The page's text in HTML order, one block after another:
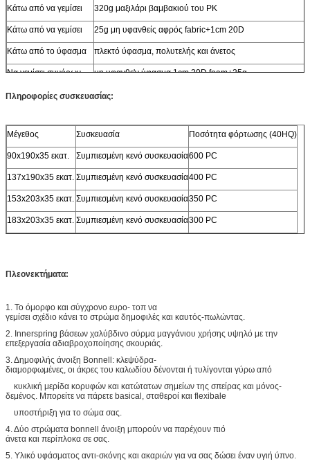
Κάτω από να γεμίσει 320g μαξιλάρι βαμβακιού του PK
Κάτω από να γεμίσει 25g μη υφανθείς αφρός fabric+1cm 20D
Κάτω από το ύφασμα πλεκτό ύφασμα, πολυτελής και άνετος
Να γεμίσει συνόρων μη υφανθε'ν ύφασμα 1cm 20D foam+25g
Ύφασμα συνόρων πλεκτό ύφασμα, πολυτελής και άνετος
Πληροφορίες συσκευασίας:
Μέγεθος Συσκευασία Ποσότητα φόρτωσης (40HQ)
90x190x35 εκατ. Συμπιεσμένη κενό συσκευασία600 PC
137x190x35 εκατ. Συμπιεσμένη κενό συσκευασία400 PC
153x203x35 εκατ. Συμπιεσμένη κενό συσκευασία350 PC
183x203x35 εκατ. Συμπιεσμένη κενό συσκευασία300 PC
Πλεονεκτήματα:
1. Το όμορφο και σύγχρονο ευρο- τοπ να
γεμίσει σχέδιο κάνει το στρώμα δημοφιλές και καυτός-πωλώντας.
2. Innerspring βάσεων χαλύβδινο σύρμα μαγγάνιου χρήσης υψηλό με την
επεξεργασία αδιαβροχοποίησης σκουριάς.
3. Δημοφιλής άνοιξη Bonnell: κλεψύδρα-
διαμορφωμένες, οι άκρες του καλωδίου δένονται ή τυλίγονται γύρω από
κυκλική μερίδα κορυφών και κατώτατων σημείων της σπείρας και μόνος-
δεμένος. Μπορείτε να πάρετε basical, σταθεροί και flexibale
υποστήριξη για το σώμα σας.
4. Δύο στρώματα bonnell άνοιξη μπορούν να παρέχουν πιό
άνετα και περίπλοκα σε σας.
5. Υλικό υφάσματος αντι-σκόνης και ακαριών για να σας δώσει έναν υγιή ύπνο.